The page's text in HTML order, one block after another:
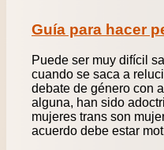
Guía para hacer
Puede ser muy difícil
cuando se saca a
debate de género con
alguna, han sido
mujeres trans son
acuerdo debe estar